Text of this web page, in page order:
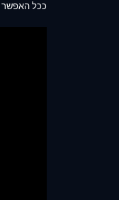
ככל האפשר